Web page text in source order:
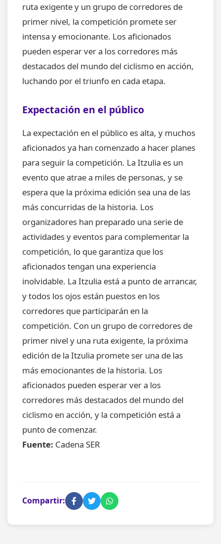
ruta exigente y un grupo de corredores de
primer nivel, la competición promete ser
intensa y emocionante. Los aficionados
pueden esperar ver a los corredores más
destacados del mundo del ciclismo en acción,
luchando por el triunfo en cada etapa.
Expectación en el público
La expectación en el público es alta, y muchos
aficionados ya han comenzado a hacer planes
para seguir la competición. La Itzulia es un
evento que atrae a miles de personas, y se
espera que la próxima edición sea una de las
más concurridas de la historia. Los
organizadores han preparado una serie de
actividades y eventos para complementar la
competición, lo que garantiza que los
aficionados tengan una experiencia
inolvidable. La Itzulia está a punto de arrancar,
y todos los ojos están puestos en los
corredores que participarán en la
competición. Con un grupo de corredores de
primer nivel y una ruta exigente, la próxima
edición de la Itzulia promete ser una de las
más emocionantes de la historia. Los
aficionados pueden esperar ver a los
corredores más destacados del mundo del
ciclismo en acción, y la competición está a
punto de comenzar.
Fuente: Cadena SER
Compartir: